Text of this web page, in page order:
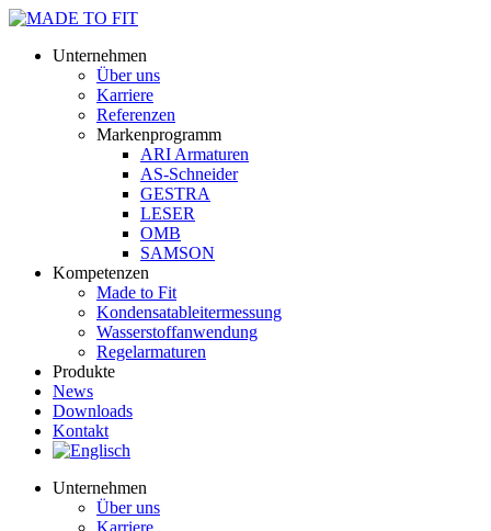
Unternehmen
Über uns
Karriere
Referenzen
Markenprogramm
ARI Armaturen
AS-Schneider
GESTRA
LESER
OMB
SAMSON
Kompetenzen
Made to Fit
Kondensat­ableiter­messung
Wasserstoff­anwendung
Regel­arma­turen
Produkte
News
Downloads
Kontakt
Unternehmen
Über uns
Karriere